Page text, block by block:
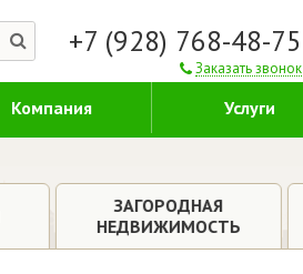
+7 (928) 768-48-75
Заказать звонок
Компания Услуги
ЗАГОРОДНАЯ
НЕДВИЖИМОСТЬ